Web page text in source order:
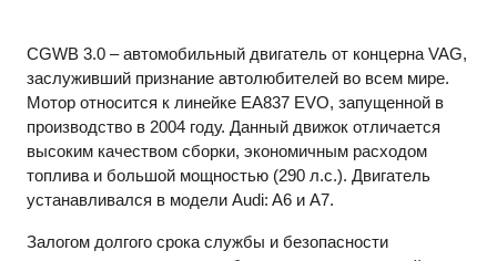
CGWB 3.0 – автомобильный двигатель от концерна VAG,
заслуживший признание автолюбителей во всем мире.
Мотор относится к линейке EA837 EVO, запущенной в
производство в 2004 году. Данный движок отличается
высоким качеством сборки, экономичным расходом
топлива и большой мощностью (290 л.с.). Двигатель
устанавливался в модели Audi: A6 и A7.
Залогом долгого срока службы и безопасности